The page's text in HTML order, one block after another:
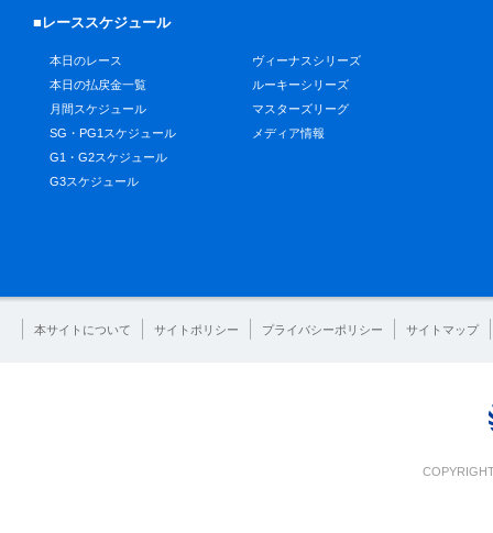
■レーススケジュール
本日のレース
本日の払戻金一覧
月間スケジュール
SG・PG1スケジュール
G1・G2スケジュール
G3スケジュール
ヴィーナスシリーズ
ルーキーシリーズ
マスターズリーグ
メディア情報
本サイトについて サイトポリシー プライバシーポリシー サイトマップ